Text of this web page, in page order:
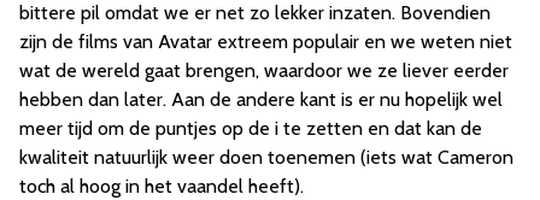
bittere pil omdat we er net zo lekker inzaten. Bovendien
zijn de films van Avatar extreem populair en we weten niet
wat de wereld gaat brengen, waardoor we ze liever eerder
hebben dan later. Aan de andere kant is er nu hopelijk wel
meer tijd om de puntjes op de i te zetten en dat kan de
kwaliteit natuurlijk weer doen toenemen (iets wat Cameron
toch al hoog in het vaandel heeft).